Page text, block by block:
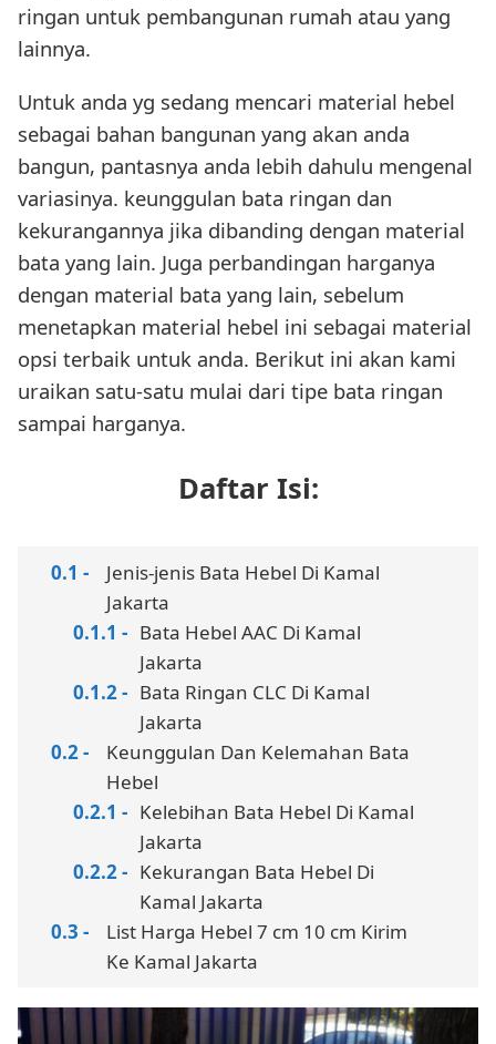
ringan untuk pembangunan rumah atau yang
lainnya.
Untuk anda yg sedang mencari material hebel
sebagai bahan bangunan yang akan anda
bangun, pantasnya anda lebih dahulu mengenal
variasinya. keunggulan bata ringan dan
kekurangannya jika dibanding dengan material
bata yang lain. Juga perbandingan harganya
dengan material bata yang lain, sebelum
menetapkan material hebel ini sebagai material
opsi terbaik untuk anda. Berikut ini akan kami
uraikan satu-satu mulai dari tipe bata ringan
sampai harganya.
Daftar Isi:
Jenis-jenis Bata Hebel Di Kamal
Jakarta
Bata Hebel AAC Di Kamal
Jakarta
Bata Ringan CLC Di Kamal
Jakarta
Keunggulan Dan Kelemahan Bata
Hebel
Kelebihan Bata Hebel Di Kamal
Jakarta
Kekurangan Bata Hebel Di
Kamal Jakarta
List Harga Hebel 7 cm 10 cm Kirim
Ke Kamal Jakarta